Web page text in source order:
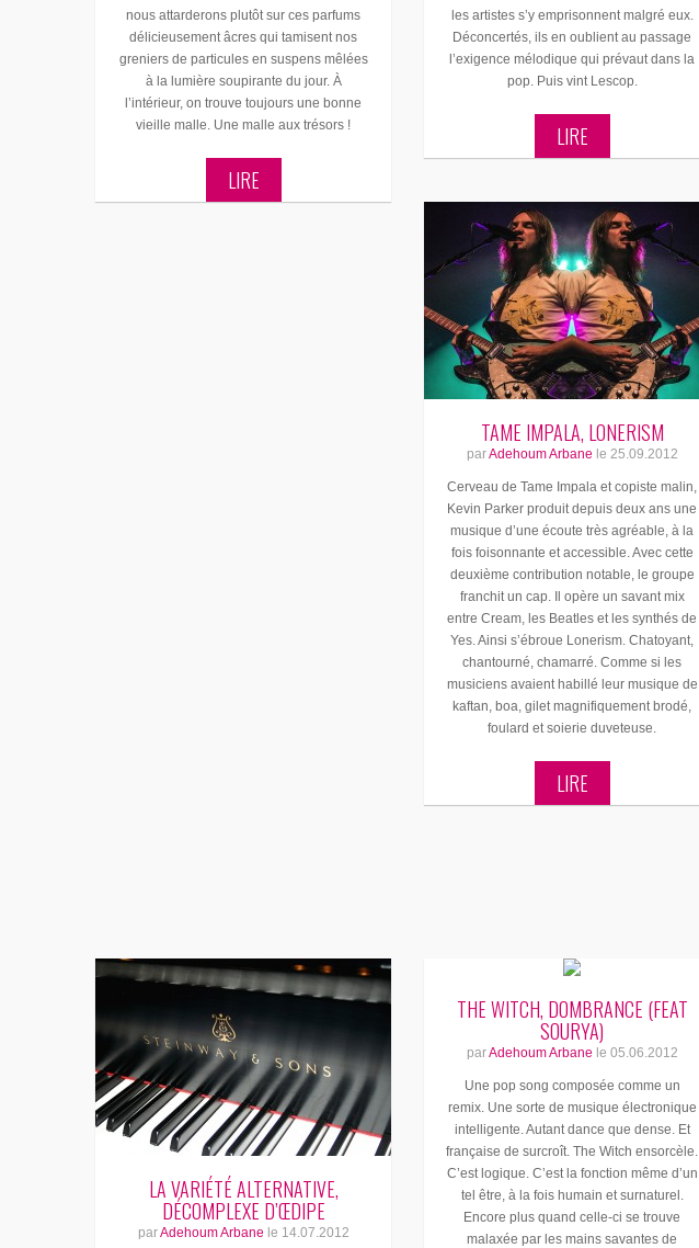
nous attarderons plutôt sur ces parfums
délicieusement âcres qui tamisent nos
greniers de particules en suspens mêlées
à la lumière soupirante du jour. À
l’intérieur, on trouve toujours une bonne
vieille malle. Une malle aux trésors !
LIRE
les artistes s’y emprisonnent malgré eux.
Déconcertés, ils en oublient au passage
l’exigence mélodique qui prévaut dans la
pop. Puis vint Lescop.
LIRE
TAME IMPALA, LONERISM
parAdehoum Arbane le 25.09.2012
Cerveau de Tame Impala et copiste malin,
Kevin Parker produit depuis deux ans une
musique d’une écoute très agréable, à la
fois foisonnante et accessible. Avec cette
deuxième contribution notable, le groupe
franchit un cap. Il opère un savant mix
entre Cream, les Beatles et les synthés de
Yes. Ainsi s’ébroue Lonerism. Chatoyant,
chantourné, chamarré. Comme si les
musiciens avaient habillé leur musique de
kaftan, boa, gilet magnifiquement brodé,
foulard et soierie duveteuse.
LIRE
LA VARIÉTÉ ALTERNATIVE,
DÉCOMPLEXE D’ŒDIPE
parAdehoum Arbane le 14.07.2012
THE WITCH, DOMBRANCE (FEAT
SOURYA)
parAdehoum Arbane le 05.06.2012
Une pop song composée comme un
remix. Une sorte de musique électronique
intelligente. Autant dance que dense. Et
française de surcroît. The Witch ensorcèle.
C’est logique. C’est la fonction même d’un
tel être, à la fois humain et surnaturel.
Encore plus quand celle-ci se trouve
malaxée par les mains savantes de